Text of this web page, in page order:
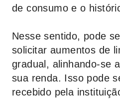
de consumo e o
Nesse sentido, pode
solicitar aumentos de
gradual, alinhando-se
sua renda. Isso pode
recebido pela